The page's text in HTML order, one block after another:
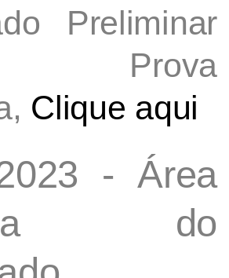
Preliminar
Clique aqui
- Área
do